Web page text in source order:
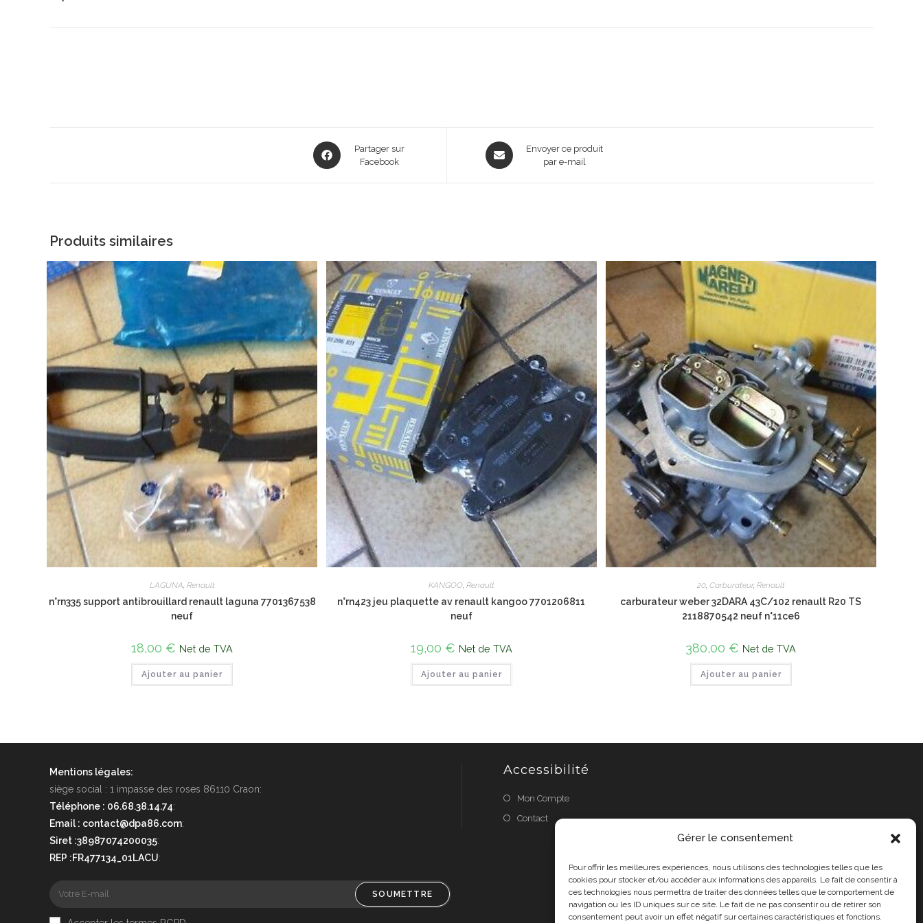
Gérer le consentement
Pour offrir les meilleures expériences, nous utilisons des technologies telles que les
cookies pour stocker et/ou accéder aux informations des appareils. Le fait de consentir à
ces technologies nous permettra de traiter des données telles que le comportement de
navigation ou les ID uniques sur ce site. Le fait de ne pas consentir ou de retirer son
consentement peut avoir un effet négatif sur certaines caractéristiques et fonctions.
Opens
in
Partager sur
Facebook
Opens
in
Envoyer ce produit
par e-mail
Produits similaires
LAGUNA, Renault
n°rn335 support antibrouillard renault laguna 7701367538
neuf
18,00 € Net de TVA
Ajouter au panier
KANGOO, Renault
n°rn423 jeu plaquette av renault kangoo 7701206811
neuf
19,00 € Net de TVA
Ajouter au panier
20, Carburateur, Renault
carburateur weber 32DARA 43C/102 renault R20 TS
2118870542 neuf n°11ce6
380,00 € Net de TVA
Ajouter au panier
Mentions légales:
siège social : 1 impasse des roses 86110 Craon:
Téléphone : 06.68.38.14.74:
Email : contact@dpa86.com:
Siret :38987074200035:
REP :FR477134_01LACU:
SOUMETTRE
Accessibilité
Mon Compte
Contact